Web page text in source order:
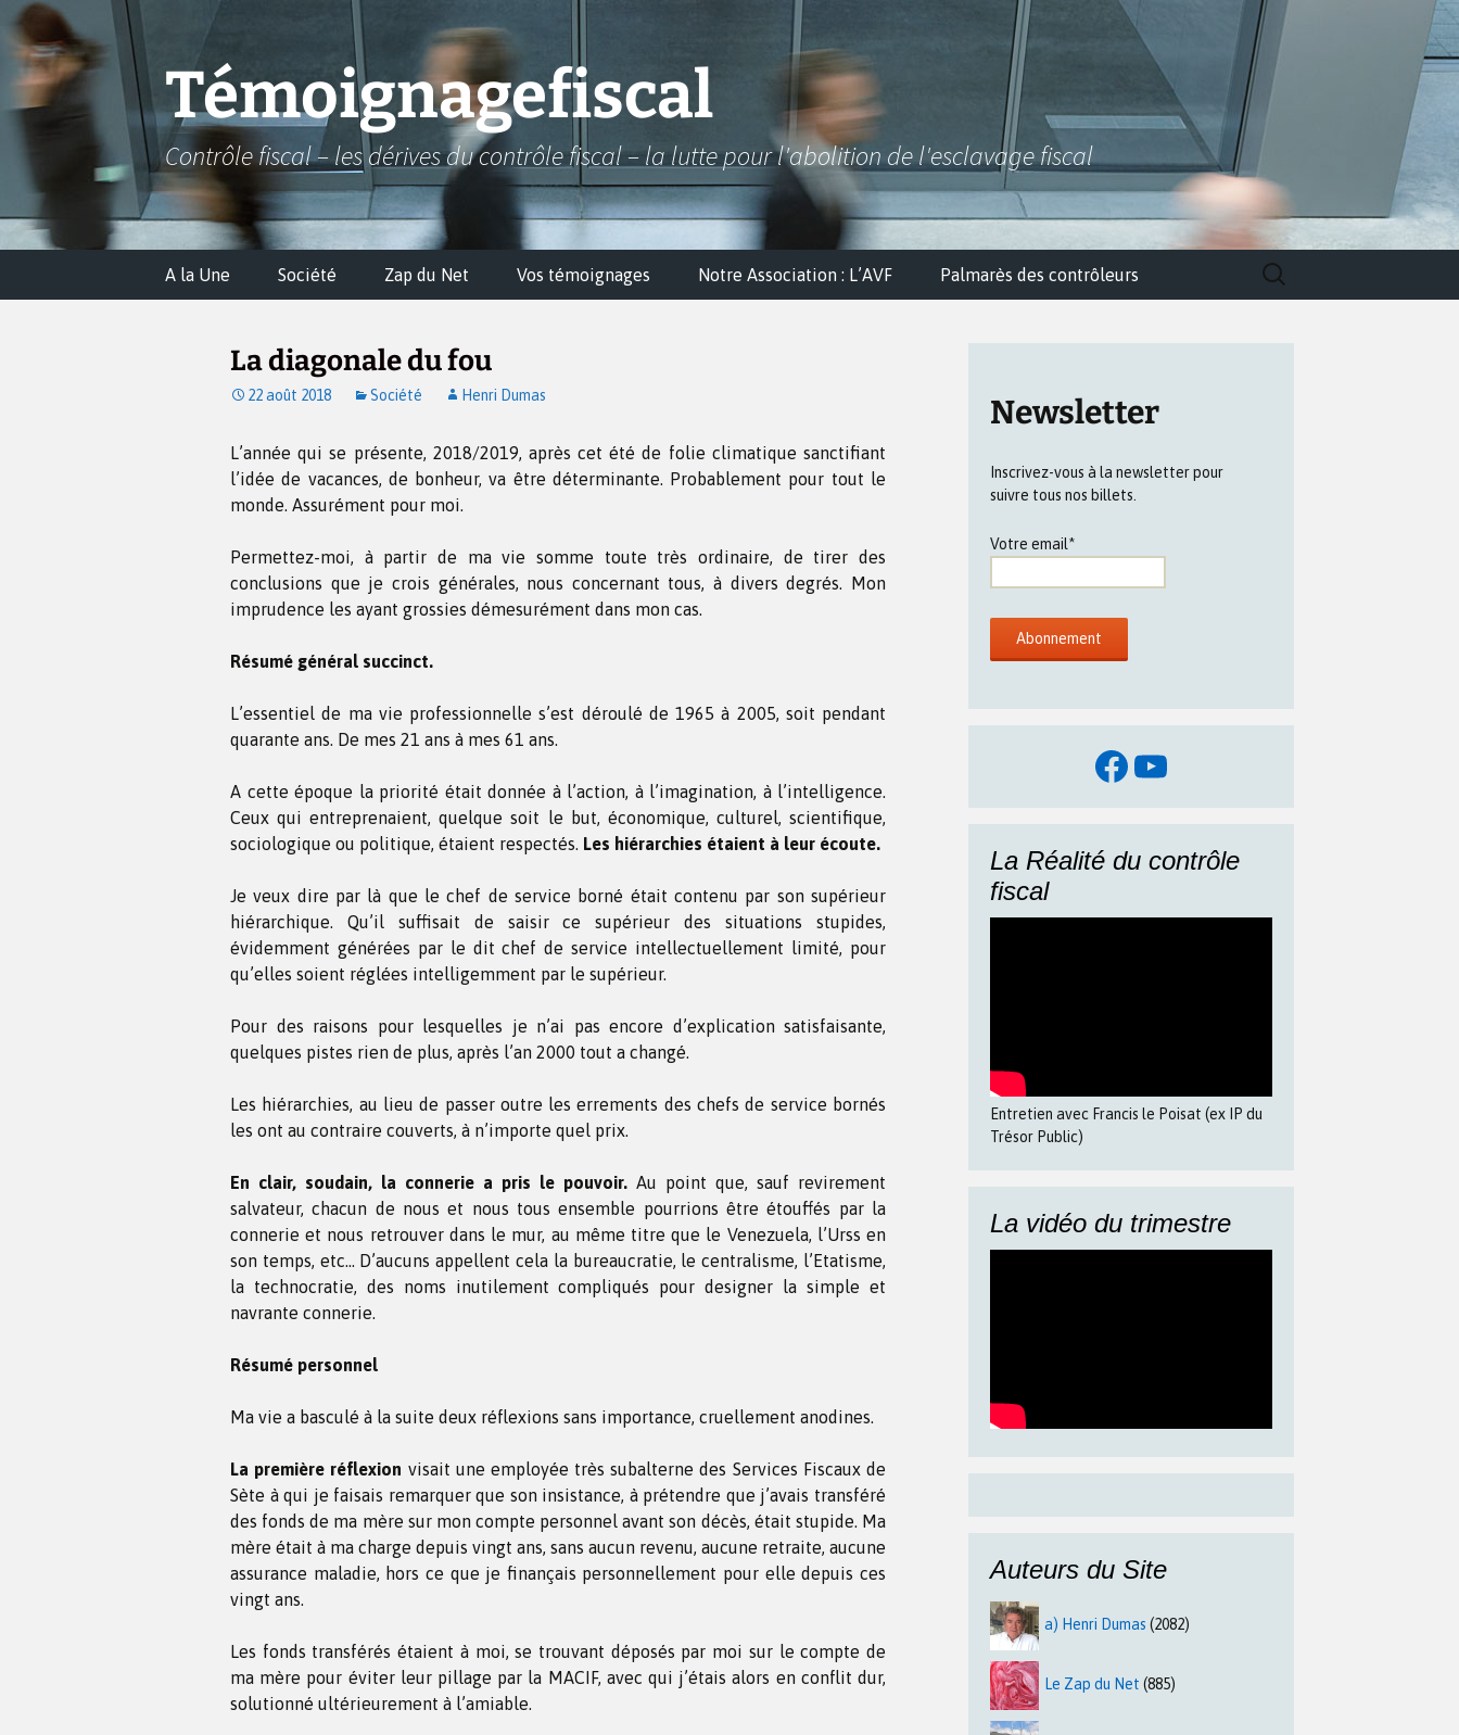
Aller
au
contenu
Témoignagefiscal
Contrôle fiscal – les dérives du contrôle fiscal – la lutte pour l'abolition de l'esclavage fiscal
A la Une Société Zap du Net Vos témoignages Notre Association : L’AVF Palmarès des contrôleurs
Rechercher :
La diagonale du fou
22 août 2018 Société Henri Dumas
L’année qui se présente, 2018/2019, après cet été de folie climatique sanctifiant
l’idée de vacances, de bonheur, va être déterminante. Probablement pour tout le
monde. Assurément pour moi.
Permettez-moi, à partir de ma vie somme toute très ordinaire, de tirer des
conclusions que je crois générales, nous concernant tous, à divers degrés. Mon
imprudence les ayant grossies démesurément dans mon cas.
Résumé général succinct.
L’essentiel de ma vie professionnelle s’est déroulé de 1965 à 2005, soit pendant
quarante ans. De mes 21 ans à mes 61 ans.
A cette époque la priorité était donnée à l’action, à l’imagination, à l’intelligence.
Ceux qui entreprenaient, quelque soit le but, économique, culturel, scientifique,
sociologique ou politique, étaient respectés. Les hiérarchies étaient à leur écoute.
Je veux dire par là que le chef de service borné était contenu par son supérieur
hiérarchique. Qu’il suffisait de saisir ce supérieur des situations stupides,
évidemment générées par le dit chef de service intellectuellement limité, pour
qu’elles soient réglées intelligemment par le supérieur.
Pour des raisons pour lesquelles je n’ai pas encore d’explication satisfaisante,
quelques pistes rien de plus, après l’an 2000 tout a changé.
Les hiérarchies, au lieu de passer outre les errements des chefs de service bornés
les ont au contraire couverts, à n’importe quel prix.
En clair, soudain, la connerie a pris le pouvoir. Au point que, sauf revirement
salvateur, chacun de nous et nous tous ensemble pourrions être étouffés par la
connerie et nous retrouver dans le mur, au même titre que le Venezuela, l’Urss en
son temps, etc… D’aucuns appellent cela la bureaucratie, le centralisme, l’Etatisme,
la technocratie, des noms inutilement compliqués pour designer la simple et
navrante connerie.
Résumé personnel
Ma vie a basculé à la suite deux réflexions sans importance, cruellement anodines.
La première réflexion visait une employée très subalterne des Services Fiscaux de
Sète à qui je faisais remarquer que son insistance, à prétendre que j’avais transféré
des fonds de ma mère sur mon compte personnel avant son décès, était stupide. Ma
mère était à ma charge depuis vingt ans, sans aucun revenu, aucune retraite, aucune
assurance maladie, hors ce que je finançais personnellement pour elle depuis ces
vingt ans.
Les fonds transférés étaient à moi, se trouvant déposés par moi sur le compte de
ma mère pour éviter leur pillage par la MACIF, avec qui j’étais alors en conflit dur,
solutionné ultérieurement à l’amiable.
Newsletter
Inscrivez-vous à la newsletter pour
suivre tous nos billets.
Votre email*
Facebook
YouTube
La Réalité du contrôle
fiscal
Entretien avec Francis le Poisat (ex IP du
Trésor Public)
La vidéo du trimestre
Auteurs du Site
a) Henri Dumas (2082)
Le Zap du Net (885)